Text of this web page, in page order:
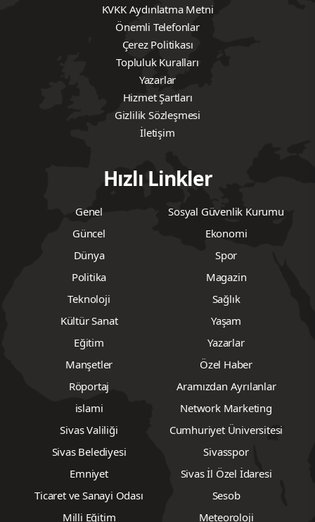
KVKK Aydınlatma Metni
Önemli Telefonlar
Çerez Politikası
Topluluk Kuralları
Yazarlar
Hizmet Şartları
Gizlilik Sözleşmesi
İletişim
Hızlı Linkler
Genel
Sosyal Güvenlik Kurumu
Güncel
Ekonomi
Dünya
Spor
Politika
Magazin
Teknoloji
Sağlık
Kültür Sanat
Yaşam
Eğitim
Yazarlar
Manşetler
Özel Haber
Röportaj
Aramızdan Ayrılanlar
islami
Network Marketing
Sivas Valiliği
Cumhuriyet Üniversitesi
Sivas Belediyesi
Sivasspor
Emniyet
Sivas İl Özel İdaresi
Ticaret ve Sanayi Odası
Sesob
Milli Eğitim
Meteoroloji